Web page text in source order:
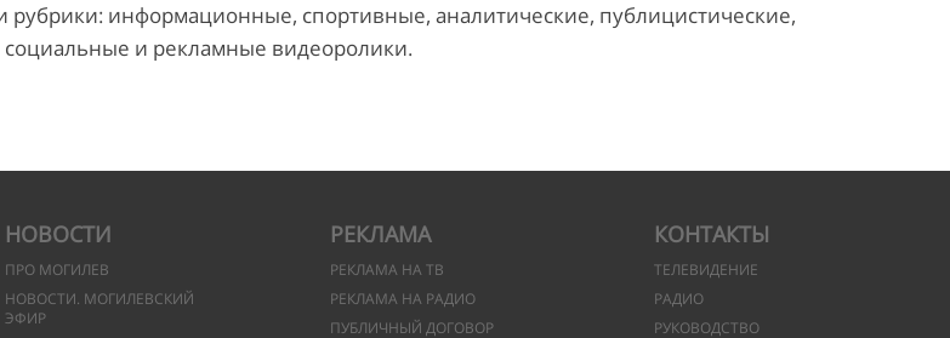
информационные, спортивные, аналитические, публицистические,
социальные и рекламные видеоролики.
НОВОСТИ
ПРО МОГИЛЕВ
НОВОСТИ. МОГИЛЕВСКИЙ
ЭФИР
РЕКЛАМА
РЕКЛАМА НА ТВ
РЕКЛАМА НА РАДИО
ПУБЛИЧНЫЙ ДОГОВОР
КОНТАКТЫ
ТЕЛЕВИДЕНИЕ
РАДИО
РУКОВОДСТВО